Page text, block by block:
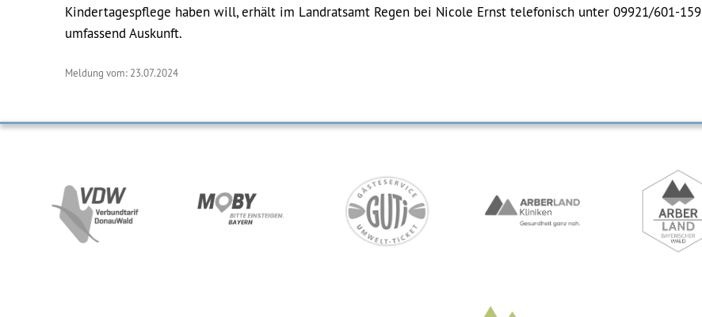
Kindertagespflege haben will, erhält im Landratsamt Regen bei Nicole Ernst telefonisch unter 09921/601-159
umfassend Auskunft.
Meldung vom: 23.07.2024